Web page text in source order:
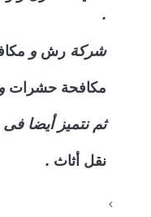
.
شركة رش و
مكافحة حشرات و
ثم نتميز أيضا فى
نقل أثاث .